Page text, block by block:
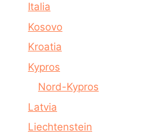
Italia
Kosovo
Kroatia
Kypros
Nord-Kypros
Latvia
Liechtenstein